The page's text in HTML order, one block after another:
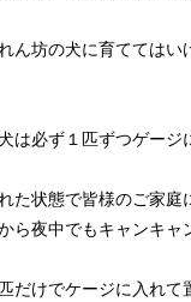
ん坊の犬に育ててはい
は必ず１匹ずつゲージ
た状態で皆様のご家庭
ら夜中でもキャンキャ
だけでケージに入れて